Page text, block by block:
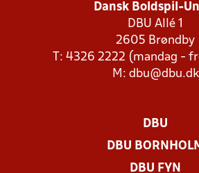
Dansk Boldspil-
DBU Allé 1
2605 Brøndby
T: 4326 2222 (mandag -
M: dbu@dbu.dk
DBU
DBU
DBU FYN